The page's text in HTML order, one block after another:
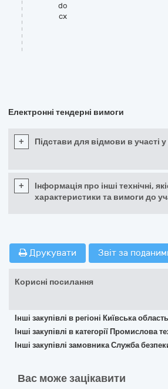
do
cx
Електронні тендерні вимоги
+ Підстави для відмови в участі у
+
Інформація про інші технічні,
характеристики та вимоги до
Друкувати Звіт за
Корисні посилання
Інші закупівлі в регіоні Київська область
Інші закупівлі в категорії Промислова
Інші закупівлі замовника Служба
Вас може зацікавити